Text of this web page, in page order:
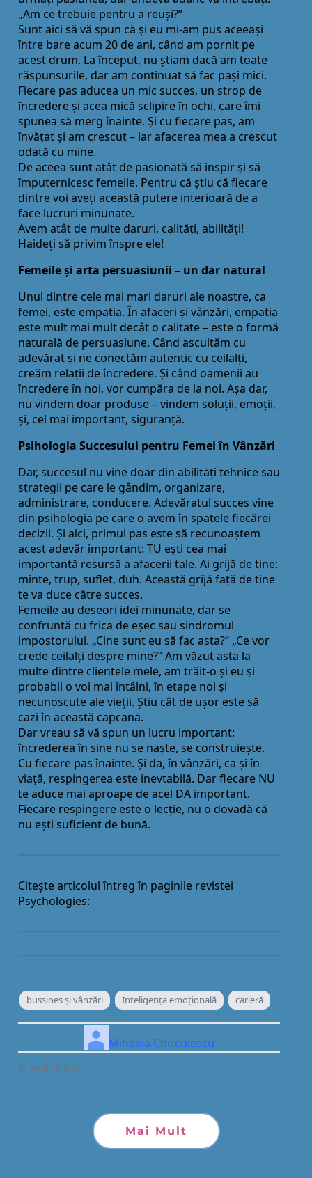
„Am ce trebuie pentru a reuși?”
Sunt aici să vă spun că și eu mi-am pus aceeași
între bare acum 20 de ani, când am pornit pe
acest drum. La început, nu știam dacă am toate
răspunsurile, dar am continuat să fac pași mici.
Fiecare pas aducea un mic succes, un strop de
încredere și acea mică sclipire în ochi, care îmi
spunea să merg înainte. Și cu fiecare pas, am
învăţat și am crescut – iar afacerea mea a crescut
odată cu mine.
De aceea sunt atât de pasionată să inspir și să
împuternicesc femeile. Pentru că știu că fiecare
dintre voi aveţi această putere interioară de a
face lucruri minunate.
Avem atât de multe daruri, calităţi, abilităţi!
Haideţi să privim înspre ele!
Femeile și arta persuasiunii – un dar natural
Unul dintre cele mai mari daruri ale noastre, ca
femei, este empatia. În afaceri și vânzări, empatia
este mult mai mult decât o calitate – este o formă
naturală de persuasiune. Când ascultăm cu
adevărat și ne conectăm autentic cu ceilalţi,
creăm relaţii de încredere. Și când oamenii au
încredere în noi, vor cumpăra de la noi. Așa dar,
nu vindem doar produse – vindem soluţii, emoţii,
și, cel mai important, siguranţă.
Psihologia Succesului pentru Femei în Vânzări
Dar, succesul nu vine doar din abilităţi tehnice sau
strategii pe care le gândim, organizare,
administrare, conducere. Adevăratul succes vine
din psihologia pe care o avem în spatele fiecărei
decizii. Și aici, primul pas este să recunoaștem
acest adevăr important: TU ești cea mai
importantă resursă a afacerii tale. Ai grijă de tine:
minte, trup, suflet, duh. Această grijă faţă de tine
te va duce către succes.
Femeile au deseori idei minunate, dar se
confruntă cu frica de eșec sau sindromul
impostorului. „Cine sunt eu să fac asta?” „Ce vor
crede ceilalţi despre mine?” Am văzut asta la
multe dintre clientele mele, am trăit-o și eu și
probabil o voi mai întâlni, în etape noi și
necunoscute ale vieţii. Știu cât de ușor este să
cazi în această capcană.
Dar vreau să vă spun un lucru important:
încrederea în sine nu se naște, se construiește.
Cu fiecare pas înainte. Și da, în vânzări, ca și în
viaţă, respingerea este inevtabilă. Dar fiecare NU
te aduce mai aproape de acel DA important.
Fiecare respingere este o lecţie, nu o dovadă că
nu ești suficient de bună.
Citește articolul întreg în paginile revistei
Psychologies:
bussines și vânzări Inteligenţa emoţională carieră
Mihaela Chirculescu
Back to Blog
Mai Mult